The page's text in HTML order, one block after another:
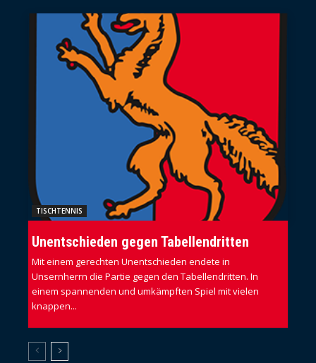
TISCHTENNIS
Unentschieden gegen Tabellendritten
Mit einem gerechten Unentschieden endete in
Unsernherrn die Partie gegen den Tabellendritten. In
einem spannenden und umkämpften Spiel mit vielen
knappen...